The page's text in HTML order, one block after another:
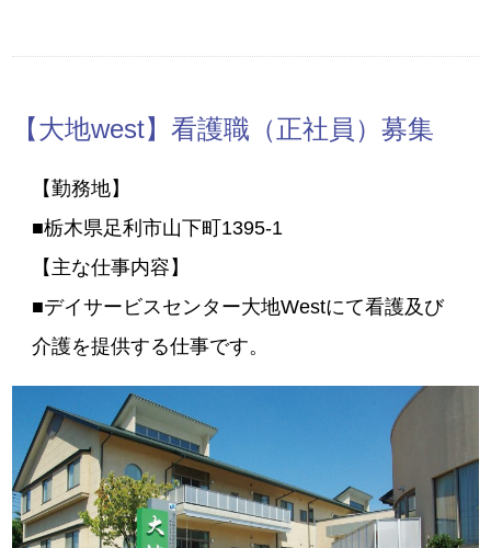
【大地west】看護職（正社員）募集
【勤務地】
■栃木県足利市山下町1395-1
【主な仕事内容】
■デイサービスセンター大地Westにて看護及び
介護を提供する仕事です。